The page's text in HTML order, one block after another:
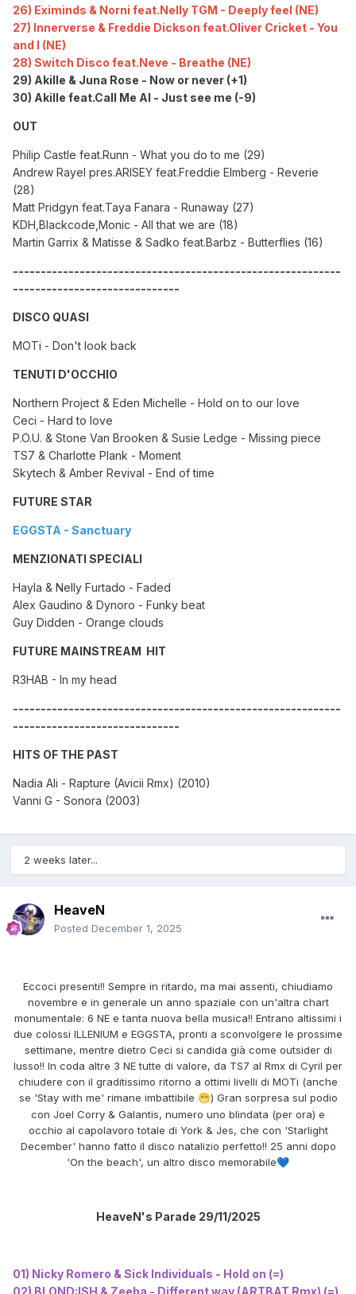
26) Eximinds & Norni feat.Nelly TGM - Deeply feel (NE)
27) Innerverse & Freddie Dickson feat.Oliver Cricket - You
and I (NE)
28) Switch Disco feat.Neve - Breathe (NE)
29) Akille & Juna Rose - Now or never (+1)
30) Akille feat.Call Me Al - Just see me (-9)
OUT
Philip Castle feat.Runn - What you do to me (29)
Andrew Rayel pres.ARISEY feat.Freddie Elmberg - Reverie
(28)
Matt Pridgyn feat.Taya Fanara - Runaway (27)
KDH,Blackcode,Monic - All that we are (18)
Martin Garrix & Matisse & Sadko feat.Barbz - Butterflies (16)
-----------------------------------------------------------
------------------------------
DISCO QUASI
MOTi - Don't look back
TENUTI D'OCCHIO
Northern Project & Eden Michelle - Hold on to our love
Ceci - Hard to love
P.O.U. & Stone Van Brooken & Susie Ledge - Missing piece
TS7 & Charlotte Plank - Moment
Skytech & Amber Revival - End of time
FUTURE STAR
EGGSTA - Sanctuary
MENZIONATI SPECIALI
Hayla & Nelly Furtado - Faded
Alex Gaudino & Dynoro - Funky beat
Guy Didden - Orange clouds
FUTURE MAINSTREAM HIT
R3HAB - In my head
-----------------------------------------------------------
------------------------------
HITS OF THE PAST
Nadia Ali - Rapture (Avicii Rmx) (2010)
Vanni G - Sonora (2003)
2 weeks later...
HeaveN
Posted December 1, 2025
Eccoci presenti!! Sempre in ritardo, ma mai assenti, chiudiamo
novembre e in generale un anno spaziale con un'altra chart
monumentale: 6 NE e tanta nuova bella musica!! Entrano altissimi i
due colossi ILLENIUM e EGGSTA, pronti a sconvolgere le prossime
settimane, mentre dietro Ceci si candida già come outsider di
lusso!! In coda altre 3 NE tutte di valore, da TS7 al Rmx di Cyril per
chiudere con il graditissimo ritorno a ottimi livelli di MOTi (anche
se 'Stay with me' rimane imbattibile 😁) Gran sorpresa sul podio
con Joel Corry & Galantis, numero uno blindata (per ora) e
occhio al capolavoro totale di York & Jes, che con 'Starlight
December' hanno fatto il disco natalizio perfetto!! 25 anni dopo
'On the beach', un altro disco memorabile💙
HeaveN's Parade 29/11/2025
01) Nicky Romero & Sick Individuals - Hold on (=)